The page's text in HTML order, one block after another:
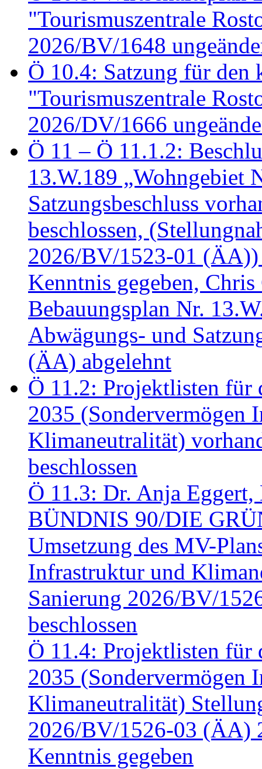
"Tourismuszentrale
2026/BV/1648
Ö 10.4: Satzung für den
"Tourismuszentrale
2026/DV/1666
Ö 11 – Ö 11.1.2:
13.W.189 „Wohngebiet
Satzungsbeschluss
beschlossen,
2026/BV/1523-01
Kenntnis gegeben,
Bebauungsplan Nr.
Abwägungs- und
(ÄA) abgelehnt
Ö 11.2: Projektlisten für
2035 (Sondervermögen
Klimaneutralität)
beschlossen
Ö 11.3: Dr. Anja
BÜNDNIS 90/DIE
Umsetzung des MV-
Infrastruktur und
Sanierung 2026/BV/
beschlossen
Ö 11.4: Projektlisten für
2035 (Sondervermögen
Klimaneutralität)
2026/BV/1526-03 (ÄA)
Kenntnis gegeben